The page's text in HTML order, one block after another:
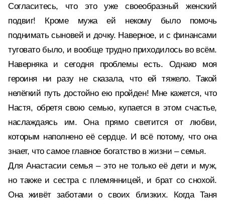
Согласитесь, что это уже своеобразный женский
подвиг! Кроме мужа ей некому было помочь
поднимать сыновей и дочку. Наверное, и с финансами
туговато было, и вообще трудно приходилось во всём.
Наверняка и сегодня проблемы есть. Однако моя
героиня ни разу не сказала, что ей тяжело. Такой
нелёгкий путь достойно ею пройден! Мне кажется, что
Настя, обретя свою семью, купается в этом счастье,
наслаждаясь им. Она прямо светится от любви,
которым наполнено её сердце. И всё потому, что она
знает, что самое главное богатство в жизни – семья.
Для Анастасии семья – это не только её дети и муж,
но также и сестра с племянницей, и брат со снохой.
Она живёт заботами о своих близких. Когда Таня